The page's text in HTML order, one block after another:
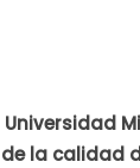
Universidad
la calidad